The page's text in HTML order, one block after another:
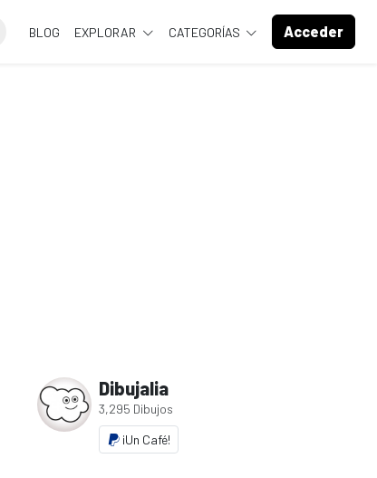
BLOG EXPLORAR CATEGORÍAS Acceder
Dibujalia
3,295 Dibujos
¡Un Café!